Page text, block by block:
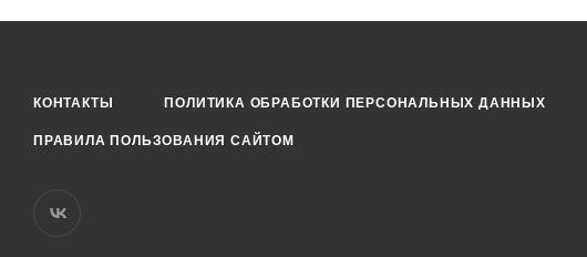
КОНТАКТЫ ПОЛИТИКА ОБРАБОТКИ ПЕРСОНАЛЬНЫХ ДАННЫХ
ПРАВИЛА ПОЛЬЗОВАНИЯ САЙТОМ